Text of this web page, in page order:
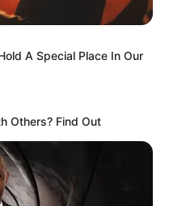
A Special Place In Our
Others? Find Out